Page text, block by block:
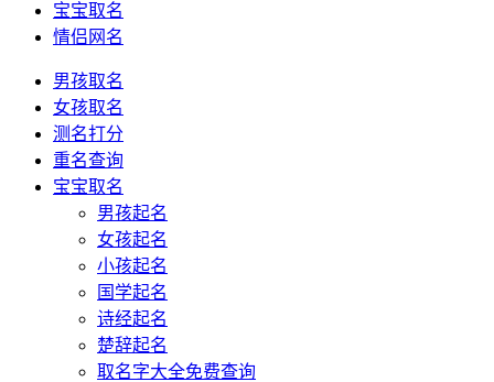
宝宝取名
情侣网名
男孩取名
女孩取名
测名打分
重名查询
宝宝取名
男孩起名
女孩起名
小孩起名
国学起名
诗经起名
楚辞起名
取名字大全免费查询